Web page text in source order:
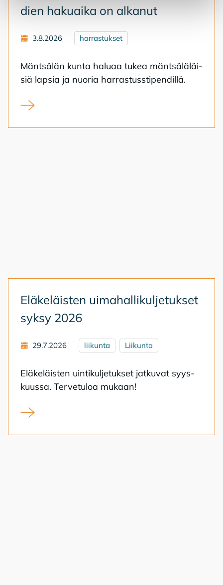
dien ha­kuai­ka on al­ka­nut
3.8.2026 harrastukset
Mänt­sä­län kun­ta ha­lu­aa tu­kea mänt­sä­lä­läi­
siä lap­sia ja nuo­ria har­ras­tuss­ti­pen­dil­lä.
Syksyn 2026 harrastusstipendien hakuaika on alkanut
Elä­ke­läis­ten ui­ma­hal­li­kul­je­tuk­set
syk­sy 2026
29.7.2026 liikunta Liikunta
Elä­ke­läis­ten uin­ti­kul­je­tuk­set jat­ku­vat syys­
kuus­sa. Ter­ve­tu­loa mu­kaan!
Eläkeläisten uimahallikuljetukset syksy 2026